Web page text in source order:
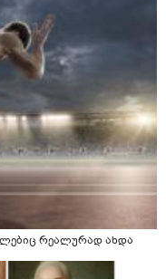
რეალურად ახდა